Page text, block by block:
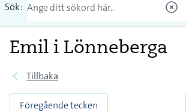
Sök:
Emil i Lönneberga
Tillbaka
Föregående tecken